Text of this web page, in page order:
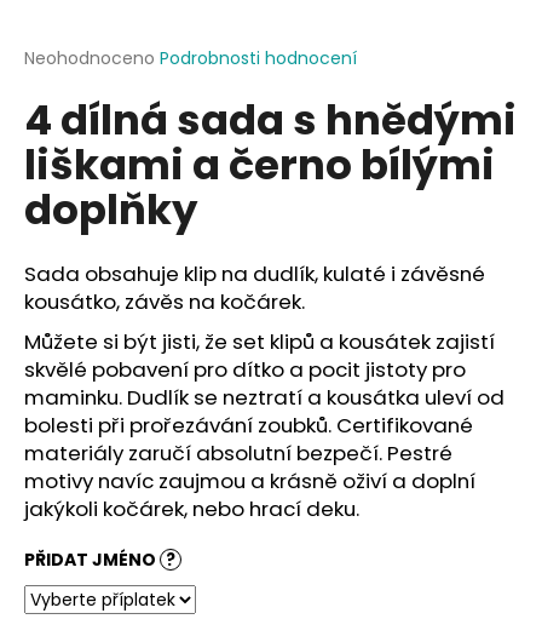
Průměrné
produktu
je
0,0
5
hvězdiček.
Neohodnoceno Podrobnosti hodnocení
4 dílná sada s hnědými
liškami a černo bílými
doplňky
Sada obsahuje klip na dudlík, kulaté i závěsné
kousátko, závěs na kočárek.
Můžete si být jisti, že set klipů a kousátek zajistí
skvělé pobavení pro dítko a pocit jistoty pro
maminku. Dudlík se neztratí a kousátka uleví od
bolesti při prořezávání zoubků. Certifikované
materiály zaručí absolutní bezpečí. Pestré
motivy navíc zaujmou a krásně oživí a doplní
jakýkoli kočárek, nebo hrací deku.
PŘIDAT JMÉNO ?
j
t
?
HLEDAT
D
o
p
o
r
u
č
u
j